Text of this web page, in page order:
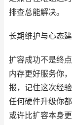
排查总能解决。
长期维护与心态
扩容成功不是终
内存更好服务你
报，记住这次经
任何硬件升级你
或许比扩容本身更